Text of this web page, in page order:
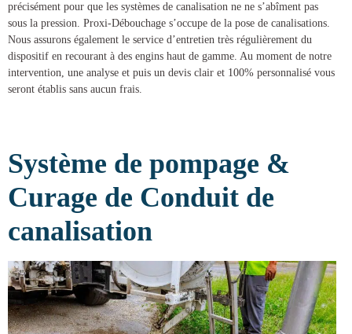
précisément pour que les systèmes de canalisation ne ne s’abîment pas
sous la pression. Proxi-Débouchage s’occupe de la pose de canalisations.
Nous assurons également le service d’entretien très régulièrement du
dispositif en recourant à des engins haut de gamme. Au moment de notre
intervention, une analyse et puis un devis clair et 100% personnalisé vous
seront établis sans aucun frais.
Système de pompage &
Curage de Conduit de
canalisation